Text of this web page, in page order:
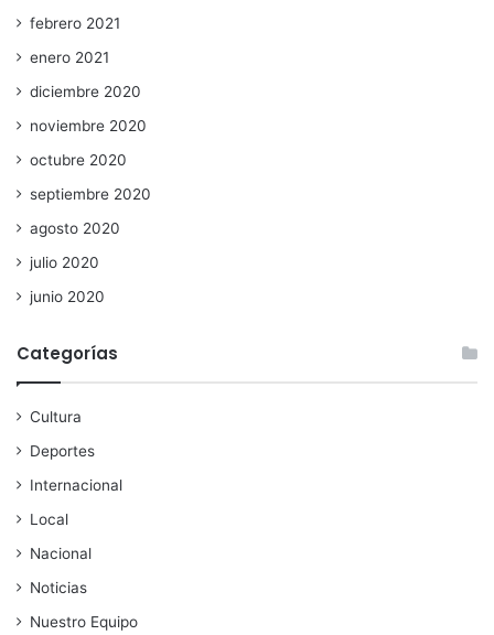
febrero 2021
enero 2021
diciembre 2020
noviembre 2020
octubre 2020
septiembre 2020
agosto 2020
julio 2020
junio 2020
Categorías
Cultura
Deportes
Internacional
Local
Nacional
Noticias
Nuestro Equipo